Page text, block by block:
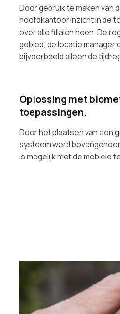
Door gebruik te maken van
hoofdkantoor inzicht in de
over alle filialen heen. De
gebied, de locatie manager
bijvoorbeeld alleen de
Oplossing met
toepassingen.
Door het plaatsen van een
systeem werd
is mogelijk met de mobiele